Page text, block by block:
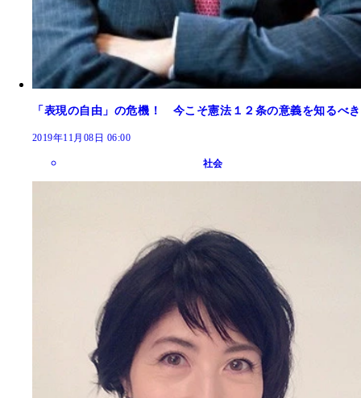
「表現の自由」の危機！ 今こそ憲法１２条の意義を知るべき
2019年11月08日 06:00
社会